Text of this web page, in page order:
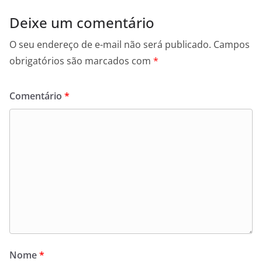
Deixe um comentário
O seu endereço de e-mail não será publicado. Campos
obrigatórios são marcados com *
Comentário *
Nome*